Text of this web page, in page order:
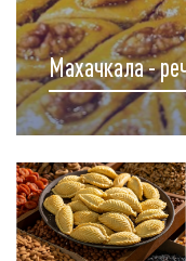
Махачкала -
КРУИЗЫ